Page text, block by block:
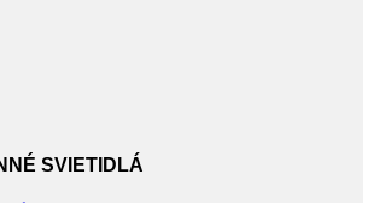
SVIETIDLÁ